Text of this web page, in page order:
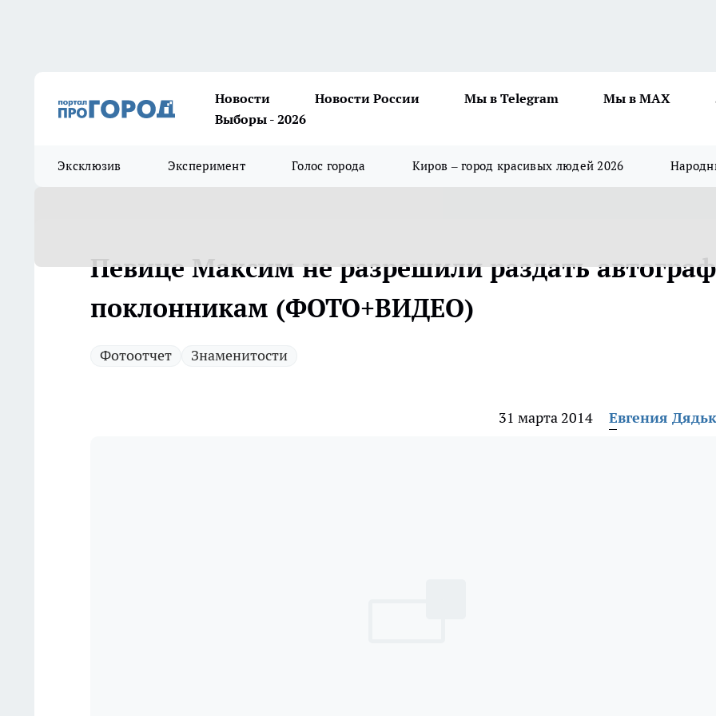
Новости Новости России Мы в Telegram Мы в MAX
Выборы - 2026
Эксклюзив Эксперимент Голос города Киров – город красивых людей 2026
Певице Максим не разрешили раздать
поклонникам (ФОТО+ВИДЕО)
Фотоотчет Знаменитости
31 марта 2014 Евгения